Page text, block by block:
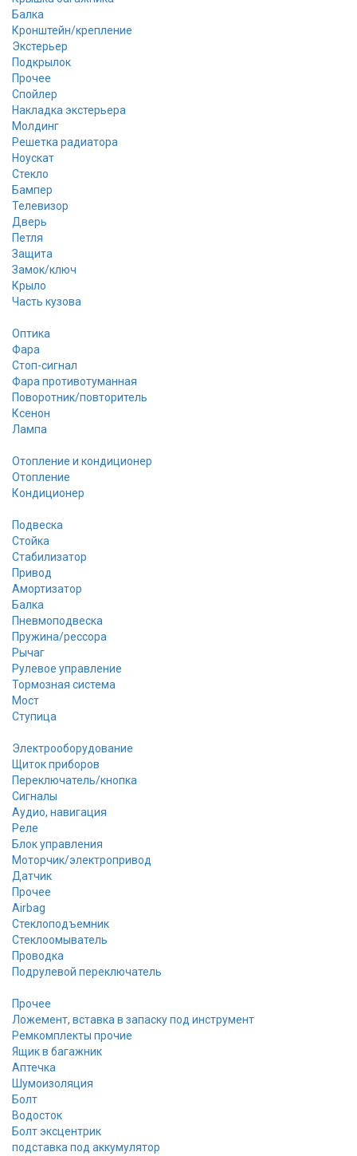
Балка
Кронштейн/крепление
Экстерьер
Подкрылок
Прочее
Спойлер
Накладка экстерьера
Молдинг
Решетка радиатора
Ноускат
Стекло
Бампер
Телевизор
Дверь
Петля
Защита
Замок/ключ
Крыло
Часть кузова
Оптика
Фара
Стоп-сигнал
Фара противотуманная
Поворотник/повторитель
Ксенон
Лампа
Отопление и кондиционер
Отопление
Кондиционер
Подвеска
Стойка
Стабилизатор
Привод
Амортизатор
Балка
Пневмоподвеска
Пружина/рессора
Рычаг
Рулевое управление
Тормозная система
Мост
Ступица
Электрооборудование
Щиток приборов
Переключатель/кнопка
Сигналы
Аудио, навигация
Реле
Блок управления
Моторчик/электропривод
Датчик
Прочее
Airbag
Стеклоподъемник
Стеклоомыватель
Проводка
Подрулевой переключатель
Прочее
Ложемент, вставка в запаску под инструмент
Ремкомплекты прочие
Ящик в багажник
Аптечка
Шумоизоляция
Болт
Водосток
Болт эксцентрик
подставка под аккумулятор